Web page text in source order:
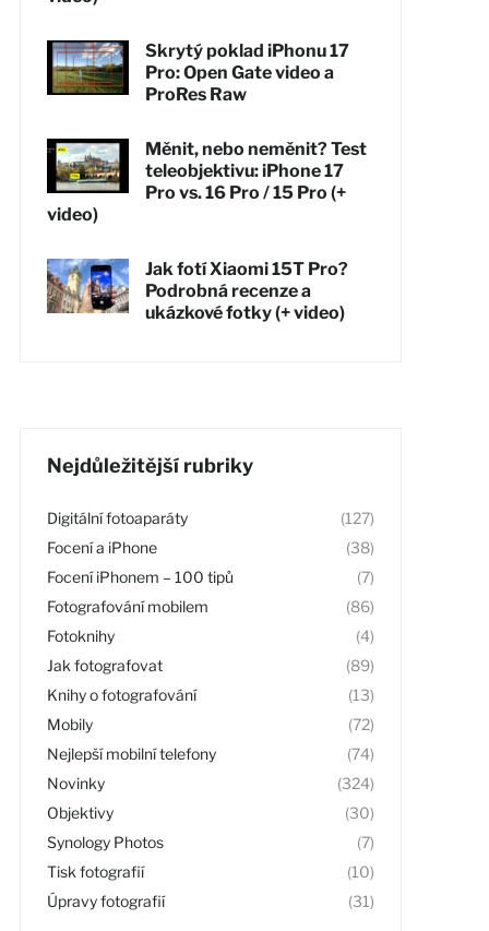
Skrytý poklad iPhonu 17
Pro: Open Gate video a
ProRes Raw
Měnit, nebo neměnit? Test
teleobjektivu: iPhone 17
Pro vs. 16 Pro / 15 Pro (+
video)
Jak fotí Xiaomi 15T Pro?
Podrobná recenze a
ukázkové fotky (+ video)
Nejdůležitější rubriky
Digitální fotoaparáty
(127)
Focení a iPhone
(38)
Focení iPhonem – 100 tipů
(7)
Fotografování mobilem
(86)
Fotoknihy
(4)
Jak fotografovat
(89)
Knihy o fotografování
(13)
Mobily
(72)
Nejlepší mobilní telefony
(74)
Novinky
(324)
Objektivy
(30)
Synology Photos
(7)
Tisk fotografií
(10)
Úpravy fotografií
(31)